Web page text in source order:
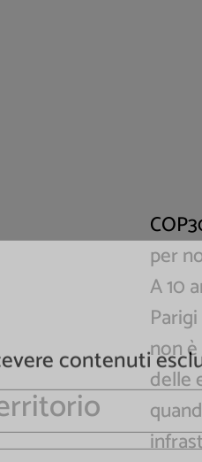
per
A 10
non
delle
contenuti